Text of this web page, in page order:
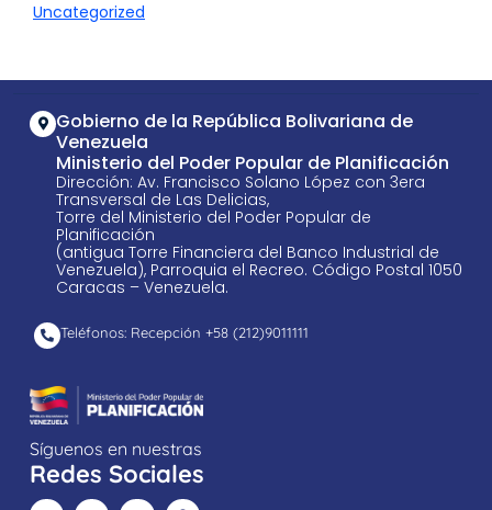
Uncategorized
Gobierno de la República Bolivariana de
Venezuela
Ministerio del Poder Popular de Planificación
Dirección: Av. Francisco Solano López con 3era
Transversal de Las Delicias,
Torre del Ministerio del Poder Popular de
Planificación
(antigua Torre Financiera del Banco Industrial de
Venezuela), Parroquia el Recreo. Código Postal 1050
Caracas – Venezuela.
Teléfonos: Recepción +58 ​(212)9011111
Síguenos en nuestras
Redes Sociales